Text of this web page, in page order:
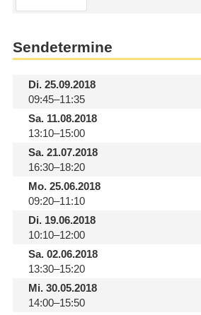
Sendetermine
Di.25.09.2018
09:45–11:35
Sa.11.08.2018
13:10–15:00
Sa.21.07.2018
16:30–18:20
Mo.25.06.2018
09:20–11:10
Di.19.06.2018
10:10–12:00
Sa.02.06.2018
13:30–15:20
Mi.30.05.2018
14:00–15:50